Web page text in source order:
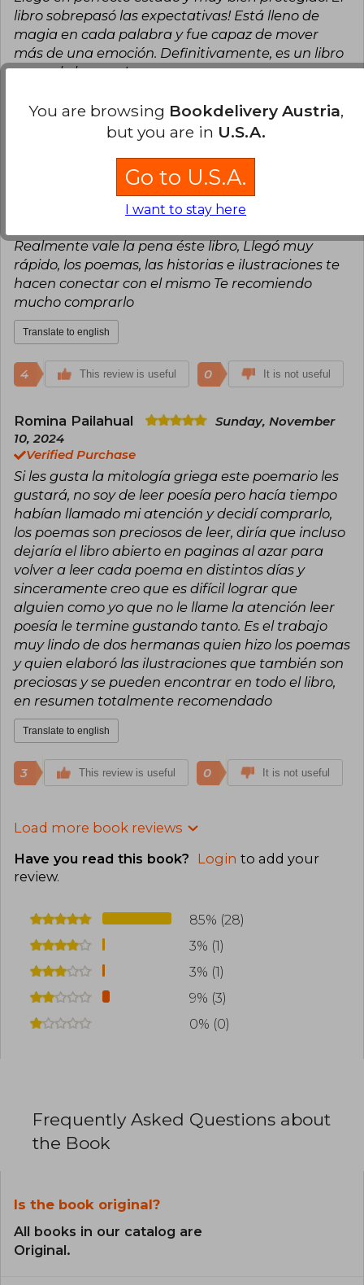
libro sobrepasó las expectativas! Está lleno de
magia en cada palabra y fue capaz de mover
más de una emoción. Definitivamente, es un libro
que vale la pena!
This review is useful
Realmente vale la pena éste libro, Llegó muy
rápido, los poemas, las historias e ilustraciones te
hacen conectar con el mismo Te recomiendo
mucho comprarlo
Translate to english
4 This review is useful 0 It is not useful
Romina Pailahual
Sunday, November
10, 2024
Verified Purchase
Si les gusta la mitología griega este poemario les
gustará, no soy de leer poesía pero hacía tiempo
habían llamado mi atención y decidí comprarlo,
los poemas son preciosos de leer, diría que incluso
dejaría el libro abierto en paginas al azar para
volver a leer cada poema en distintos días y
sinceramente creo que es difícil lograr que
alguien como yo que no le llame la atención leer
poesía le termine gustando tanto. Es el trabajo
muy lindo de dos hermanas quien hizo los poemas
y quien elaboró las ilustraciones que también son
preciosas y se pueden encontrar en todo el libro,
en resumen totalmente recomendado
Translate to english
3 This review is useful 0 It is not useful
Load more book reviews
Have you read this book? Login to add your
review.
85% (28)
3% (1)
3% (1)
9% (3)
0% (0)
Frequently Asked Questions about
the Book
Is the book original?
All books in our catalog are
Original.
You are browsing Bookdelivery Austria,
but you are in U.S.A.
Go to U.S.A.
I want to stay here